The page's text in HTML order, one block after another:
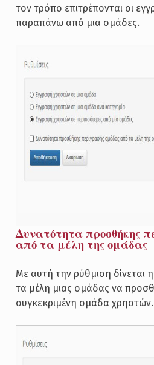
τον τρόπο επιτρέπονται οι
παραπάνω από μια ομάδες.
Δυνατότητα προσθήκης
από τα μέλη της ομάδας
Με αυτή την ρύθμιση δίνεται
τα μέλη μιας ομάδας να
συγκεκριμένη ομάδα χρηστών.